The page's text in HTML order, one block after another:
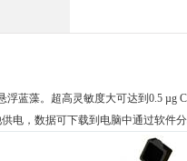
蓝藻。超高灵敏度大可达到0.5 µg
电，数据可下载到电脑中通过软件分